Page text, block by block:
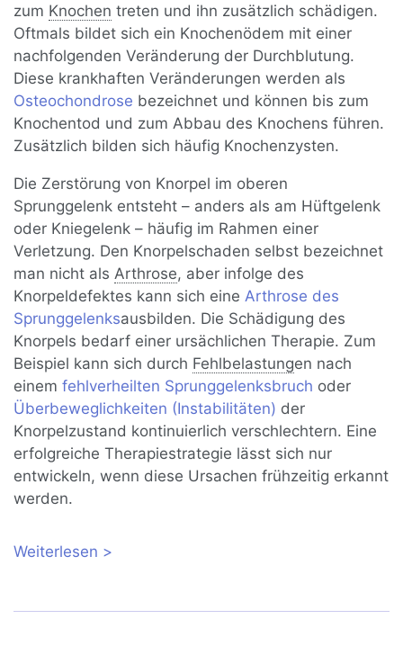
zum Knochen treten und ihn zusätzlich schädigen.
Oftmals bildet sich ein Knochenödem mit einer
nachfolgenden Veränderung der Durchblutung.
Diese krankhaften Veränderungen werden als
Osteochondrose bezeichnet und können bis zum
Knochentod und zum Abbau des Knochens führen.
Zusätzlich bilden sich häufig Knochenzysten.
Die Zerstörung von Knorpel im oberen
Sprunggelenk entsteht – anders als am Hüftgelenk
oder Kniegelenk – häufig im Rahmen einer
Verletzung. Den Knorpelschaden selbst bezeichnet
man nicht als Arthrose, aber infolge des
Knorpeldefektes kann sich eine Arthrose des
Sprunggelenksausbilden. Die Schädigung des
Knorpels bedarf einer ursächlichen Therapie. Zum
Beispiel kann sich durch Fehlbelastungen nach
einemfehlverheilten Sprunggelenksbruch oder
Überbeweglichkeiten (Instabilitäten) der
Knorpelzustand kontinuierlich verschlechtern. Eine
erfolgreiche Therapiestrategie lässt sich nur
entwickeln, wenn diese Ursachen frühzeitig erkannt
werden.
Weiterlesen über Knorpelschaden (Osteochondrose)